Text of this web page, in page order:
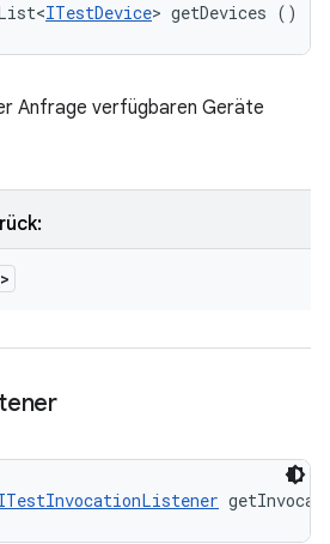
ITestDevice> getDevices ()
Anfrage verfügbaren Geräte
>